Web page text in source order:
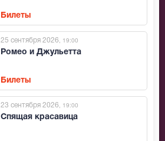
Билеты
Ромео и Джульетта
25 сентября 2026 , 19:00
Билеты
Спящая красавица
23 сентября 2026 , 19:00